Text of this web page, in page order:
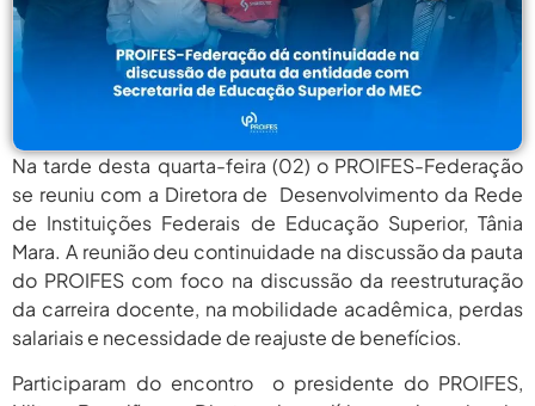
PROIFES Celebra Os 58 Anos Da
APUB...
agosto 6,
2026
MEC Autoriza 937 Novos Cargos Em
Institutos Federais...
agosto 6,
Balanço Da 78ª SBPC: Na Primeira
Participação, PROIFES...
agosto
6 De Agosto: Dia Nacional Dos
Profissionais De...
agosto 6,
2026
PROIFES Celebra Os 58 Anos Da
APUB...
Institutos Federais...
Na tarde desta quarta-feira (02) o PROIFES-Federação
se reuniu com a Diretora de Desenvolvimento da Rede
de Instituições Federais de Educação Superior, Tânia
Mara. A reunião deu continuidade na discussão da pauta
do PROIFES com foco na discussão da reestruturação
da carreira docente, na mobilidade acadêmica, perdas
salariais e necessidade de reajuste de benefícios.
Participaram do encontro o presidente do PROIFES,